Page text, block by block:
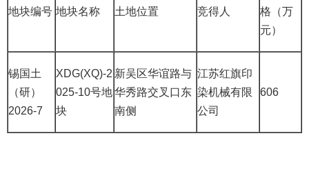
地块编号 地块名称 土地位置 竞得人
格（万
元）
锡国土
（研）
2026-7
XDG(XQ)-2
025-10号地
块
新吴区华谊路与
华秀路交叉口东
南侧
江苏红旗印
染机械有限
公司
606